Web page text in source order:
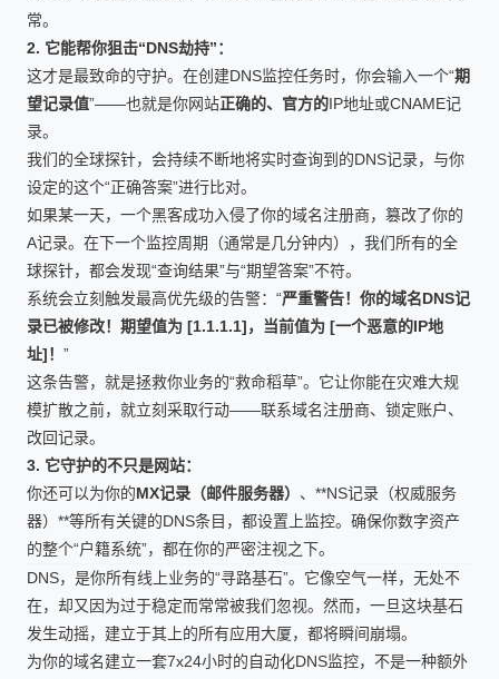
常。
2. 它能帮你狙击“DNS劫持”：
这才是最致命的守护。在创建DNS监控任务时，你会输入一个“期
望记录值”——也就是你网站正确的、官方的IP地址或CNAME记
录。
我们的全球探针，会持续不断地将实时查询到的DNS记录，与你
设定的这个“正确答案”进行比对。
如果某一天，一个黑客成功入侵了你的域名注册商，篡改了你的
A记录。在下一个监控周期（通常是几分钟内），我们所有的全
球探针，都会发现“查询结果”与“期望答案”不符。
系统会立刻触发最高优先级的告警：“严重警告！你的域名DNS记
录已被修改！期望值为 [1.1.1.1]，当前值为 [一个恶意的IP地
址]！ ”
这条告警，就是拯救你业务的“救命稻草”。它让你能在灾难大规
模扩散之前，就立刻采取行动——联系域名注册商、锁定账户、
改回记录。
3. 它守护的不只是网站：
你还可以为你的MX记录（邮件服务器） 、**NS记录（权威服务
器）**等所有关键的DNS条目，都设置上监控。确保你数字资产
的整个“户籍系统”，都在你的严密注视之下。
DNS，是你所有线上业务的“寻路基石”。它像空气一样，无处不
在，却又因为过于稳定而常常被我们忽视。然而，一旦这块基石
发生动摇，建立于其上的所有应用大厦，都将瞬间崩塌。
为你的域名建立一套7x24小时的自动化DNS监控，不是一种额外